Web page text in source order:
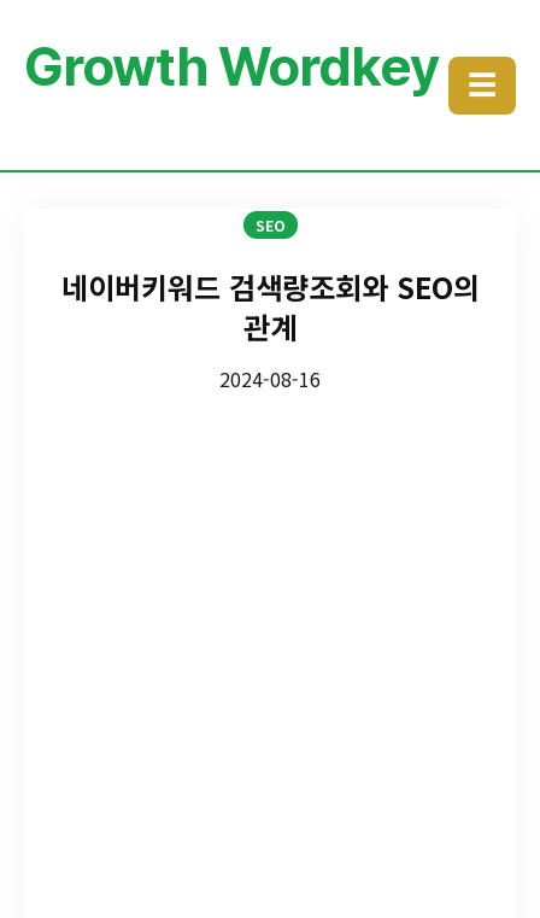
Growth Wordkey ☰
SEO
네이버키워드 검색량조회와 SEO의
관계
2024-08-16